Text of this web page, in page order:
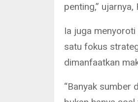
penting,”
Ia juga
satu fokus
dimanfaatkan
“Banyak sumber